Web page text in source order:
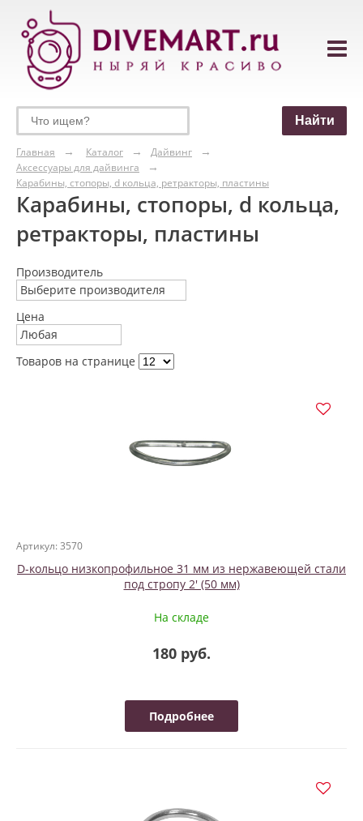
Главная Каталог
Дайвинг
Аксессуары для дайвинга
Карабины, стопоры, d кольца, ретракторы, пластины
Карабины, стопоры, d кольца,
ретракторы, пластины
Производитель
Выберите производителя
Цена
Любая
Товаров на странице
Артикул: 3570
D-кольцо низкопрофильное 31 мм из нержавеющей стали
под стропу 2' (50 мм)
На складе
180 руб.
Подробнее